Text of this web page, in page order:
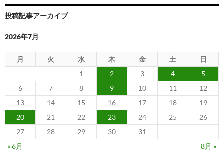
ラ
投稿記事アーカイブ
2026年7月
月 火 水 木 金 土
日
1
2 3 4
5
6
7 8 9 10 11
12
13
14 15 16 17 18
19
20
21 22 23 24 25
26
27
28 29 30
31
« 6月
8月 »